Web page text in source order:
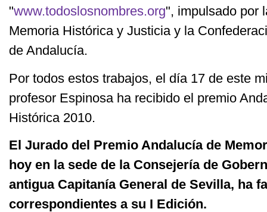
"www.todoslosnombres.org", impulsado por
Memoria Histórica y Justicia y la
de Andalucía.
Por todos estos trabajos, el día 17 de este
profesor Espinosa ha recibido el premio
Histórica 2010.
El Jurado del Premio Andalucía de
hoy en la sede de la Consejería de
antigua Capitanía General de Sevilla, ha
correspondientes a su I Edición.